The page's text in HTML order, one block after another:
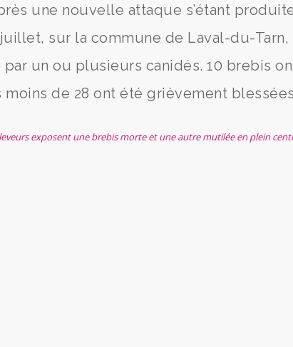
une nouvelle attaque s’étant
sur la commune de Laval-du-
un ou plusieurs canidés. 10 brebis
de 28 ont été grièvement
exposent une brebis morte et une autre mutilée en plein